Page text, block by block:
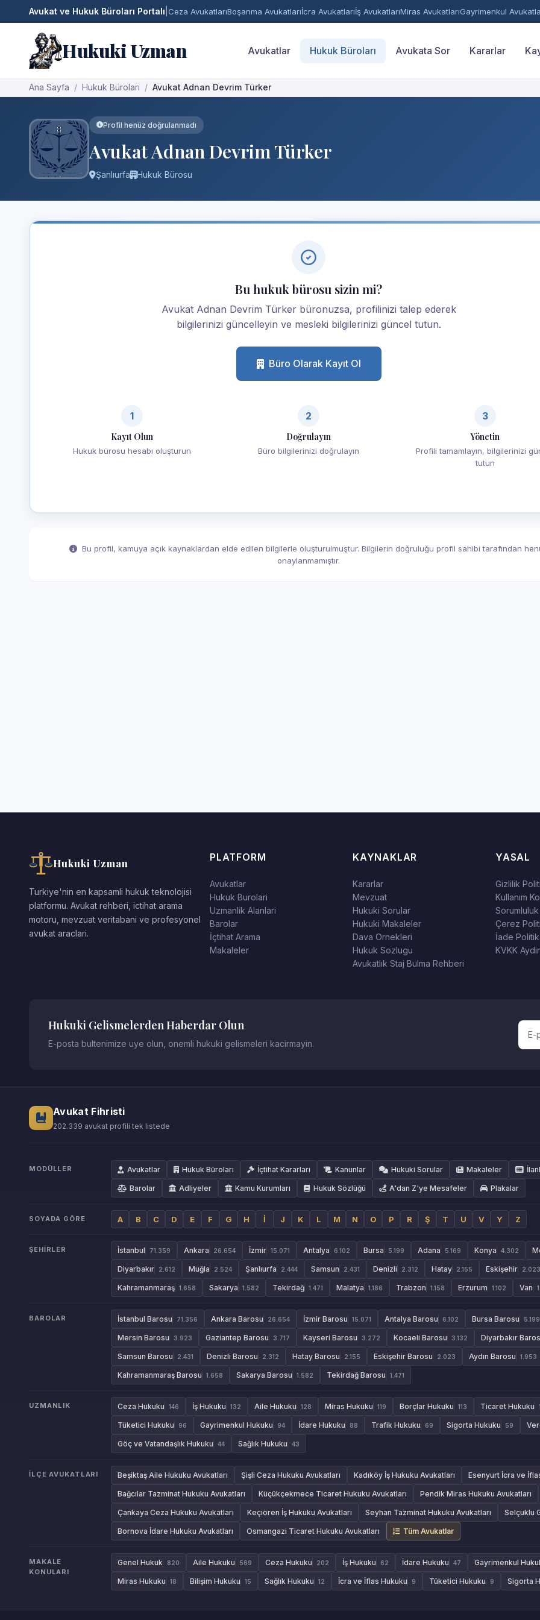
Avukat ve Hukuk Büroları Portalı Ceza AvukatlarıBoşanma Avukatlarıİcra Avukatlarıİş AvukatlarıMiras AvukatlarıGayrimenkul
Hukuki Uzman Avukatlar Hukuk Büroları Avukata Sor Kararlar
Ana Sayfa Hukuk Büroları Avukat Adnan Devrim Türker
Profil henüz doğrulanmadı
Avukat Adnan Devrim Türker
Şanlıurfa Hukuk Bürosu
Bu hukuk bürosu sizin mi?
Avukat Adnan Devrim Türker büronuzsa, profilinizi talep ederek
bilgilerinizi güncelleyin ve mesleki bilgilerinizi güncel tutun.
Büro Olarak Kayıt Ol
1
Kayıt Olun
Hukuk bürosu hesabı oluşturun
2
Doğrulayın
Büro bilgilerinizi doğrulayın
3
Yönetin
Profili tamamlayın, bilgilerinizi
tutun
Bu profil, kamuya açık kaynaklardan elde edilen bilgilerle oluşturulmuştur. Bilgilerin doğruluğu profil sahibi tarafından
onaylanmamıştır.
Hukuki Uzman
Turkiye'nin en kapsamli hukuk teknolojisi
platformu. Avukat rehberi, ictihat arama
motoru, mevzuat veritabani ve profesyonel
avukat araclari.
PLATFORM
Avukatlar
Hukuk Burolari
Uzmanlik Alanlari
Barolar
İçtihat Arama
Makaleler
KAYNAKLAR
Kararlar
Mevzuat
Hukuki Sorular
Hukuki Makaleler
Dava Ornekleri
Hukuk Sozlugu
Avukatlık Staj Bulma Rehberi
YASAL
Gizlilik
Kullanım
Çerez
İade
KVKK
Hukuki Gelismelerden Haberdar Olun
E-posta bultenimize uye olun, onemli hukuki gelismeleri kacirmayin.
Avukat Fihristi
202.339 avukat profili tek listede
MODÜLLER Avukatlar Hukuk Büroları İçtihat Kararları Kanunlar Hukuki Sorular Makaleler
Barolar Adliyeler Kamu Kurumları Hukuk Sözlüğü A'dan Z'ye Mesafeler Plakalar
SOYADA GÖRE A B C D E F G H İ J K L M N O P R Ş T U V Y Z
ŞEHIRLER İstanbul 71.359 Ankara 26.654 İzmir 15.071 Antalya 6.102 Bursa 5.199 Adana 5.169 Konya 4.302
Diyarbakır 2.612 Muğla 2.524 Şanlıurfa 2.444 Samsun 2.431 Denizli 2.312 Hatay 2.155 Eskişehir 2.023
Kahramanmaraş 1.658 Sakarya 1.582 Tekirdağ 1.471 Malatya 1.186 Trabzon 1.158 Erzurum 1.102 Van
BAROLAR İstanbul Barosu 71.356 Ankara Barosu 26.654 İzmir Barosu 15.071 Antalya Barosu 6.102 Bursa Barosu 5.199
Mersin Barosu 3.923 Gaziantep Barosu 3.717 Kayseri Barosu 3.272 Kocaeli Barosu 3.132 Diyarbakır
Samsun Barosu 2.431 Denizli Barosu 2.312 Hatay Barosu 2.155 Eskişehir Barosu 2.023 Aydın Barosu 1.953
Kahramanmaraş Barosu 1.658 Sakarya Barosu 1.582 Tekirdağ Barosu 1.471
UZMANLIK Ceza Hukuku 146 İş Hukuku 132 Aile Hukuku 128 Miras Hukuku 119 Borçlar Hukuku 113 Ticaret Hukuku
Tüketici Hukuku 96 Gayrimenkul Hukuku 94 İdare Hukuku 88 Trafik Hukuku 69 Sigorta Hukuku 59
Göç ve Vatandaşlık Hukuku 44 Sağlık Hukuku 43
İLÇE AVUKATLARI Beşiktaş Aile Hukuku Avukatları Şişli Ceza Hukuku Avukatları Kadıköy İş Hukuku Avukatları Esenyurt İcra ve
Bağcılar Tazminat Hukuku Avukatları Küçükçekmece Ticaret Hukuku Avukatları Pendik Miras Hukuku Avukatları
Çankaya Ceza Hukuku Avukatları Keçiören İş Hukuku Avukatları Seyhan Tazminat Hukuku Avukatları Selçuklu
Bornova İdare Hukuku Avukatları Osmangazi Ticaret Hukuku Avukatları Tüm Avukatlar
MAKALE
KONULARI
Genel Hukuk 820 Aile Hukuku 569 Ceza Hukuku 202 İş Hukuku 62 İdare Hukuku 47 Gayrimenkul
Miras Hukuku 18 Bilişim Hukuku 15 Sağlık Hukuku 12 İcra ve İflas Hukuku 9 Tüketici Hukuku 9 Sigorta